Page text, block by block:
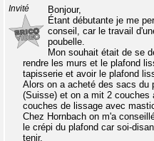
Invité
Bonjour,
Étant débutante je me
conseil, car le travail
poubelle.
Mon souhait était de se
rendre les murs et le plafond
tapisserie et avoir le plafond
Alors on a acheté des sacs du
(Suisse) et on a mit 2
couches de lissage avec
Chez Hornbach on m'a
le crépi du plafond car soi-
tenir.